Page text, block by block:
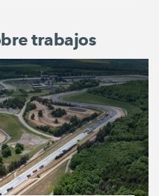
trabajos